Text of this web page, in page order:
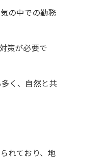
の中での勤務
策が必要で
く、自然と共
れており、地